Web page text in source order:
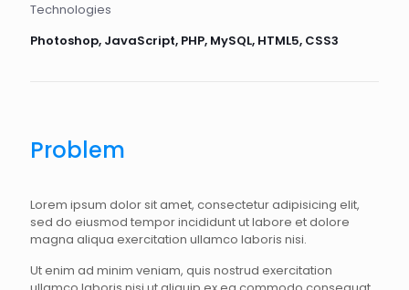
Technologies
Photoshop, JavaScript, PHP, MySQL, HTML5, CSS3
Problem
Lorem ipsum dolor sit amet, consectetur adipisicing elit,
sed do eiusmod tempor incididunt ut labore et dolore
magna aliqua exercitation ullamco laboris nisi.
Ut enim ad minim veniam, quis nostrud exercitation